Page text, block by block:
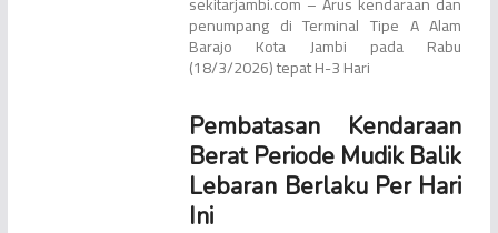
penumpang di Terminal Tipe A Alam
Barajo Kota Jambi pada Rabu
(18/3/2026) tepat H-3 Hari
Pembatasan Kendaraan
Berat Periode Mudik Balik
Lebaran Berlaku Per Hari
Ini